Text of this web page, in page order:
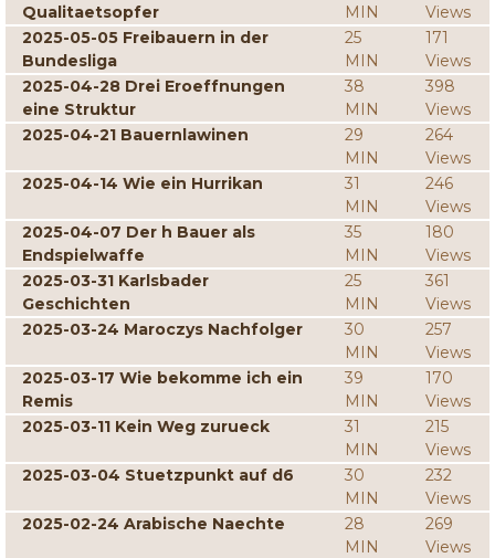
Qualitaetsopfer
MIN
Views
2025-05-05 Freibauern in der
Bundesliga
25
MIN
171
Views
2025-04-28 Drei Eroeffnungen
eine Struktur
38
MIN
398
Views
2025-04-21 Bauernlawinen
29
MIN
264
Views
2025-04-14 Wie ein Hurrikan
31
MIN
246
Views
2025-04-07 Der h Bauer als
Endspielwaffe
35
MIN
180
Views
2025-03-31 Karlsbader
Geschichten
25
MIN
361
Views
2025-03-24 Maroczys Nachfolger
30
MIN
257
Views
2025-03-17 Wie bekomme ich ein
Remis
39
MIN
170
Views
2025-03-11 Kein Weg zurueck
31
MIN
215
Views
2025-03-04 Stuetzpunkt auf d6
30
MIN
232
Views
2025-02-24 Arabische Naechte
28
MIN
269
Views